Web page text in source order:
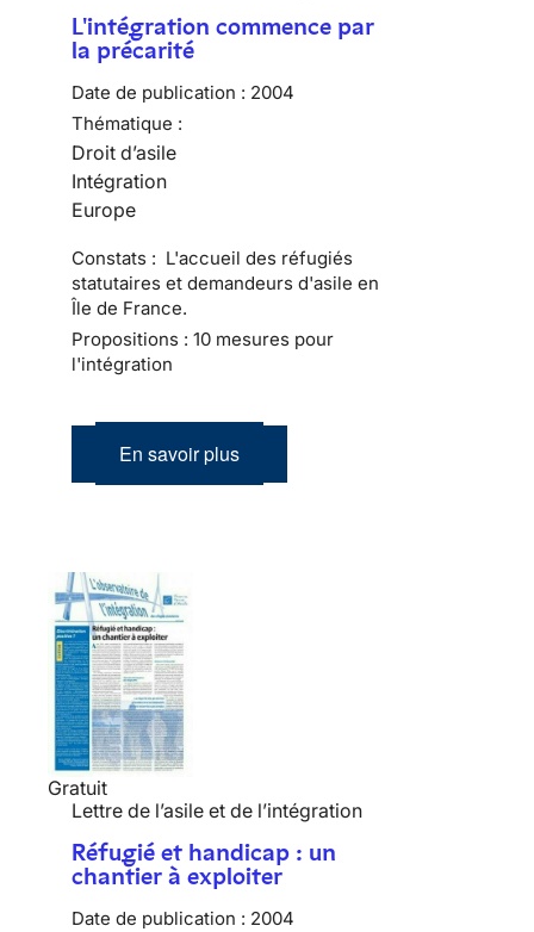
L'intégration commence par
la précarité
Date de publication : 2004
Thématique :
Droit d’asile
Intégration
Europe
Constats : L'accueil des réfugiés
statutaires et demandeurs d'asile en
Île de France.
Propositions : 10 mesures pour
l'intégration
En savoir plus
Gratuit
Lettre de l’asile et de l’intégration
Réfugié et handicap : un
chantier à exploiter
Date de publication : 2004